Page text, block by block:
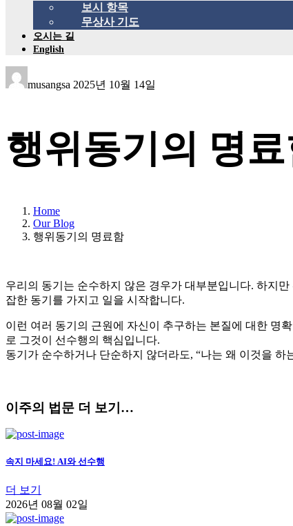
보시 항목
무상사 기도
오시는 길
English
musangsa 2025년 10월 14일
행위동기의 명
Home
Our Blog
행위동기의 명료함
우리의 동기는 순수하지 않은 경우가 대부분입니다. 하지
잡한 동기를 가지고 일을 시작합니다.
이런 여러 동기의 근원에 자신이 추구하는 본질에 대한 명
로 그것이 선수행의 핵심입니다.
동기가 순수하거나 단순하지 않더라도, “나는 왜 이것을 하
이주의 법문 더 보기…
속지 마세요! AI와 선수행
더 보기
2026년 08월 02일